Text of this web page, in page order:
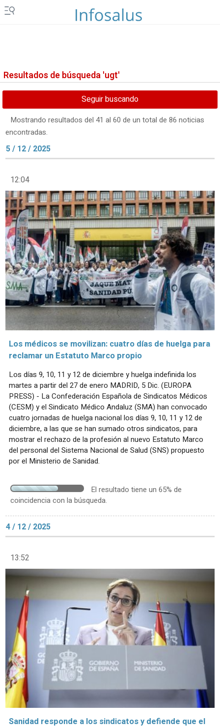
Resultados de búsqueda 'ugt'
Seguir buscando
Mostrando resultados del 41 al 60 de un total de 86 noticias
encontradas.
5 / 12 / 2025
12:04
Los médicos se movilizan: cuatro días de huelga para
reclamar un Estatuto Marco propio
Los días 9, 10, 11 y 12 de diciembre y huelga indefinida los
martes a partir del 27 de enero MADRID, 5 Dic. (EUROPA
PRESS) - La Confederación Española de Sindicatos Médicos
(CESM) y el Sindicato Médico Andaluz (SMA) han convocado
cuatro jornadas de huelga nacional los días 9, 10, 11 y 12 de
diciembre, a las que se han sumado otros sindicatos, para
mostrar el rechazo de la profesión al nuevo Estatuto Marco
del personal del Sistema Nacional de Salud (SNS) propuesto
por el Ministerio de Sanidad.
El resultado tiene un 65% de
coincidencia con la búsqueda.
4 / 12 / 2025
13:52
Sanidad responde a los sindicatos y defiende que el